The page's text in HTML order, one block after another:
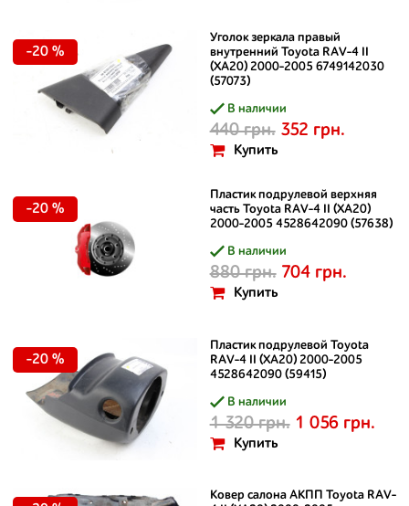
Уголок зеркала правый
внутренний Toyota RAV-4 II
(XA20) 2000-2005 6749142030
(57073)
В наличии
440 грн. 352 грн.
Купить
-20 %
Пластик подрулевой верхняя
часть Toyota RAV-4 II (XA20)
2000-2005 4528642090 (57638)
В наличии
880 грн. 704 грн.
Купить
-20 %
Пластик подрулевой Toyota
RAV-4 II (XA20) 2000-2005
4528642090 (59415)
В наличии
1 320 грн. 1 056 грн.
Купить
-20 %
Ковер салона АКПП Toyota RAV-